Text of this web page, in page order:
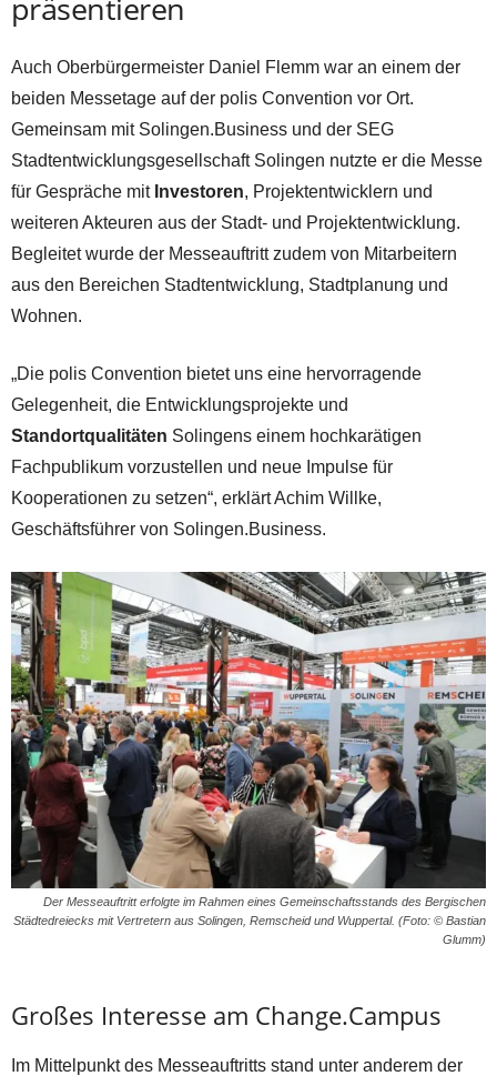
präsentieren
Auch Oberbürgermeister Daniel Flemm war an einem der
beiden Messetage auf der polis Convention vor Ort.
Gemeinsam mit Solingen.Business und der SEG
Stadtentwicklungsgesellschaft Solingen nutzte er die Messe
für Gespräche mit Investoren, Projektentwicklern und
weiteren Akteuren aus der Stadt- und Projektentwicklung.
Begleitet wurde der Messeauftritt zudem von Mitarbeitern
aus den Bereichen Stadtentwicklung, Stadtplanung und
Wohnen.
„Die polis Convention bietet uns eine hervorragende
Gelegenheit, die Entwicklungsprojekte und
Standortqualitäten Solingens einem hochkarätigen
Fachpublikum vorzustellen und neue Impulse für
Kooperationen zu setzen“, erklärt Achim Willke,
Geschäftsführer von Solingen.Business.
Der Messeauftritt erfolgte im Rahmen eines Gemeinschaftsstands des Bergischen
Städtedreiecks mit Vertretern aus Solingen, Remscheid und Wuppertal. (Foto: © Bastian
Glumm)
Großes Interesse am Change.Campus
Im Mittelpunkt des Messeauftritts stand unter anderem der